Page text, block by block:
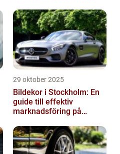
29 oktober 2025
Bildekor i Stockholm: En
guide till effektiv
marknadsföring på